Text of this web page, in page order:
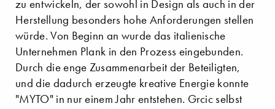
zu entwickeln, der sowohl in Design als auch in der
Herstellung besonders hohe Anforderungen stellen
würde. Von Beginn an wurde das italienische
Unternehmen Plank in den Prozess eingebunden.
Durch die enge Zusammenarbeit der Beteiligten,
und die dadurch erzeugte kreative Energie konnte
"MYTO" in nur einem Jahr entstehen. Grcic selbst